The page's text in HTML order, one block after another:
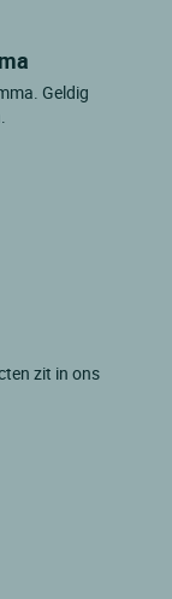
Geldig
zit in ons